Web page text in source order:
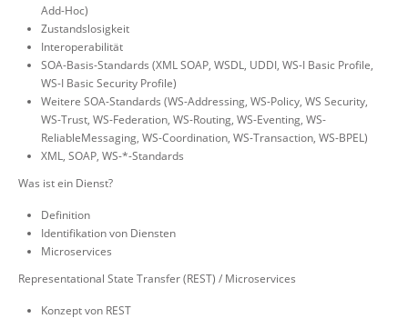
Add-Hoc)
Zustandslosigkeit
Interoperabilität
SOA-Basis-Standards (XML SOAP, WSDL, UDDI, WS-I Basic Profile,
WS-I Basic Security Profile)
Weitere SOA-Standards (WS-Addressing, WS-Policy, WS Security,
WS-Trust, WS-Federation, WS-Routing, WS-Eventing, WS-
ReliableMessaging, WS-Coordination, WS-Transaction, WS-BPEL)
XML, SOAP, WS-*-Standards
Was ist ein Dienst?
Definition
Identifikation von Diensten
Microservices
Representational State Transfer (REST) / Microservices
Konzept von REST